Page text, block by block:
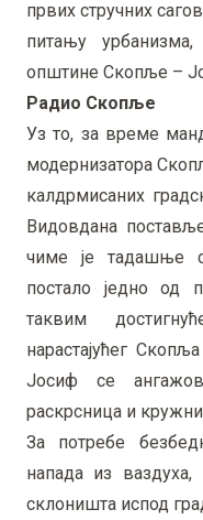
првих стручних
питању
општине Скопље –
Радио Скопље
Уз то, за време
модернизатора
калдрмисаних
Видовдана
чиме је тадашње
постало једно од
таквим
нарастајућег
Јосиф се
раскрсница и
За потребе
напада из ваздуха,
склоништа испод